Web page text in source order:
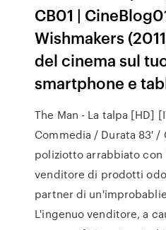
CB01 |
Wishmakers
del cinema sul
smartphone e
The Man - La talpa [HD]
Commedia / Durata 83′ /
poliziotto arrabbiato con
venditore di prodotti
partner di
L'ingenuo venditore, a